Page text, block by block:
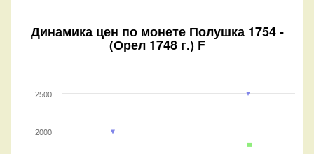
Динамика цен по монете Полушка 1754 -
(Орел 1748 г.) F
2000
2500